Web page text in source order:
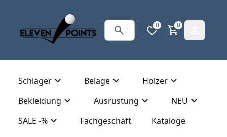
0 0
Schläger Beläge
Hölzer
Bekleidung
Ausrüstung
NEU
SALE -%
Fachgeschäft Kataloge